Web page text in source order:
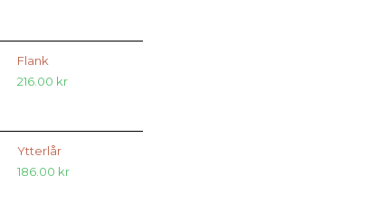
Flank
216.00 kr
Ytterlår
186.00 kr